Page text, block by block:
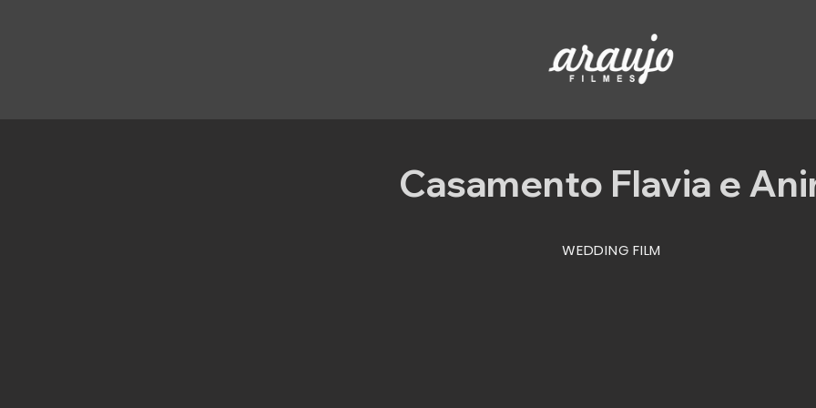
Casamento Flavia e
WEDDING FILM